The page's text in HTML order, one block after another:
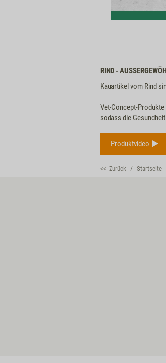
RIND -
Kauartikel vom Rind
Vet-Concept-
sodass die
Produktvideo
<< Zurück Startseite